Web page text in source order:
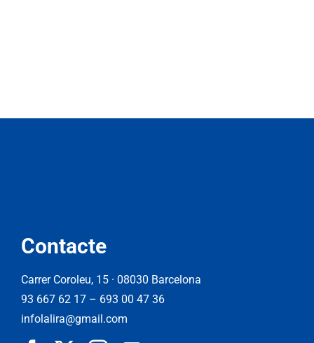
Contacte
Carrer Coroleu, 15 · 08030 Barcelona
93 667 62 17– 693 00 47 36
infolalira@gmail.com